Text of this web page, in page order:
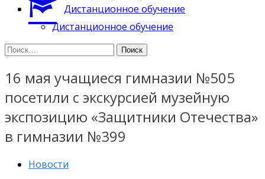
Дистанционное обучение
Дистанционное обучение
Найти:
16 мая учащиеся гимназии №505
посетили с экскурсией музейную
экспозицию «Защитники Отечества»
в гимназии №399
Новости